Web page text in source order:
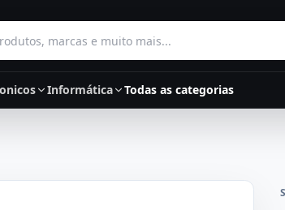
Informática Todas as categorias